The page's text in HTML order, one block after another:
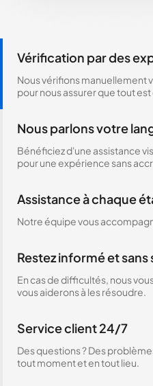
Vérification par des
Nous vérifions manuellement
pour nous assurer que tout
Nous parlons votre
Bénéficiez d'une assistance
pour une expérience sans
Assistance à chaque
Notre équipe vous
Restez informé et sans
En cas de difficultés, nous
vous aiderons à les résoudre.
Service client 24/7
Des questions ? Des
tout moment et en tout lieu.